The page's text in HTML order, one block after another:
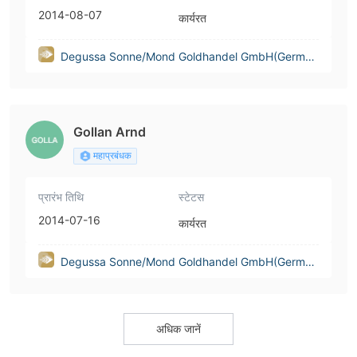
2014-08-07
कार्यरत
Degussa Sonne/Mond Goldhandel GmbH(German
Gollan Arnd
महाप्रबंधक
प्रारंभ तिथि
2014-07-16
स्टेटस
कार्यरत
Degussa Sonne/Mond Goldhandel GmbH(German
अधिक जानें